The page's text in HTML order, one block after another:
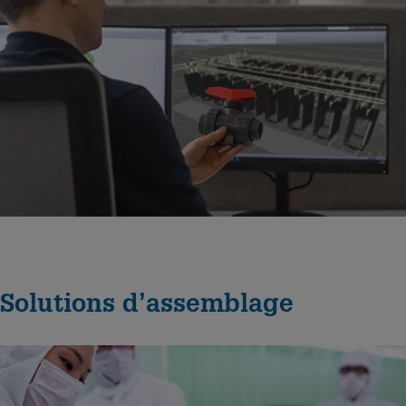
environnements de refroidissement, de traitement chimique et
En savoir plus
Solutions d’assemblage